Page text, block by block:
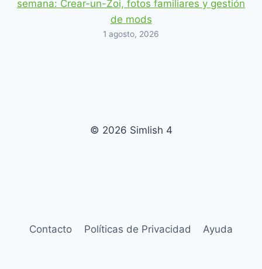
semana: Crear-un-Zoi, fotos familiares y gestión
de mods
1 agosto, 2026
© 2026 Simlish 4
Contacto Políticas de Privacidad Ayuda